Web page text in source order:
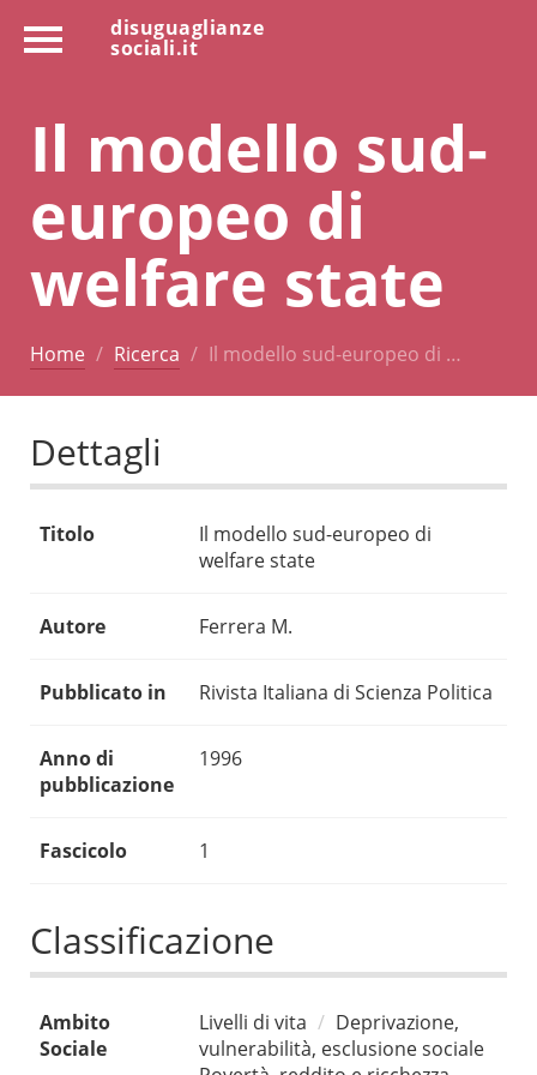
disuguaglianze
sociali.it
Il modello sud-
europeo di
welfare state
Home Ricerca Il modello sud-europeo di …
Dettagli
Titolo
Il modello sud-europeo di
welfare state
Autore Ferrera M.
Pubblicato in Rivista Italiana di Scienza Politica
Anno di
pubblicazione
1996
Fascicolo 1
Classificazione
Ambito
Sociale
Livelli di vita
Deprivazione,
vulnerabilità, esclusione sociale